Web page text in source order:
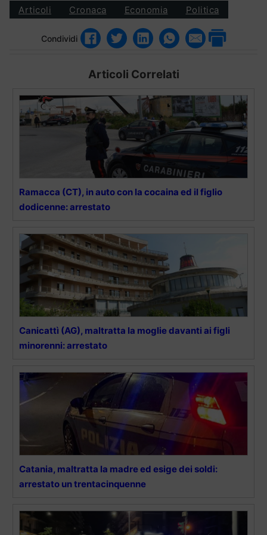
Articoli Cronaca Economia Politica
Condividi
Articoli Correlati
Ramacca (CT), in auto con la cocaina ed il figlio
dodicenne: arrestato
Canicattì (AG), maltratta la moglie davanti ai figli
minorenni: arrestato
Catania, maltratta la madre ed esige dei soldi:
arrestato un trentacinquenne